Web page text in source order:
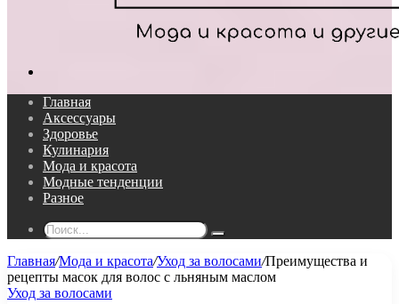
Главная
Аксессуары
Здоровье
Кулинария
Мода и красота
Модные тенденции
Разное
Поиск...
Главная/Мода и красота/Уход за волосами/Преимущества и
рецепты масок для волос с льняным маслом
Уход за волосами